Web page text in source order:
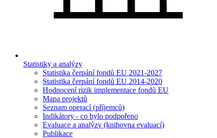
Statistiky a analýzy
Statistika čerpání fondů EU 2021-2027
Statistika čerpání fondů EU 2014-2020
Hodnocení rizik implementace fondů EU
Mapa projektů
Seznam operací (příjemců)
Indikátory - co bylo podpořeno
Evaluace a analýzy (knihovna evaluací)
Publikace